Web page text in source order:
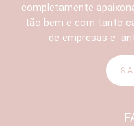
completamente
tão bem e com tanto
de empresas e